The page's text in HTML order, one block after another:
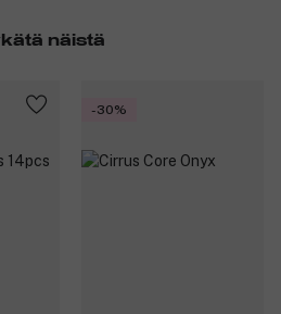
näistä
-30%